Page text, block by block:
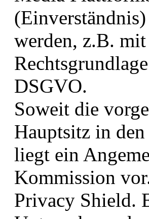
werden, z.B.
DSGVO.
Soweit die
Hauptsitz in
liegt ein
Kommission
Privacy Shield.